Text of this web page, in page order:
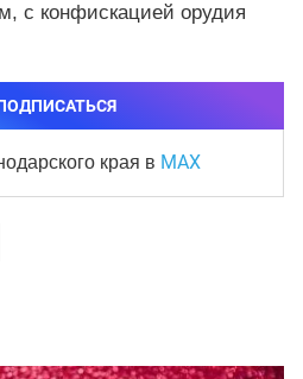
с конфискацией орудия
края в MAX